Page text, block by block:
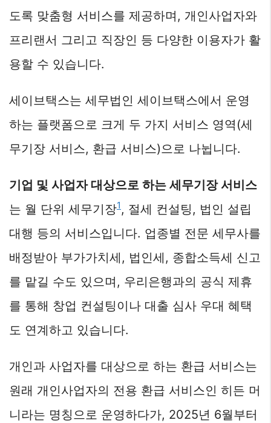
도록 맞춤형 서비스를 제공하며, 개인사업자와
프리랜서 그리고 직장인 등 다양한 이용자가 활
용할 수 있습니다.
세이브택스는 세무법인 세이브택스에서 운영
하는 플랫폼으로 크게 두 가지 서비스 영역(세
무기장 서비스, 환급 서비스)으로 나뉩니다.
기업 및 사업자 대상으로 하는 세무기장 서비스
는 월 단위 세무기장1 , 절세 컨설팅, 법인 설립
대행 등의 서비스입니다. 업종별 전문 세무사를
배정받아 부가가치세, 법인세, 종합소득세 신고
를 맡길 수도 있으며, 우리은행과의 공식 제휴
를 통해 창업 컨설팅이나 대출 심사 우대 혜택
도 연계하고 있습니다.
개인과 사업자를 대상으로 하는 환급 서비스는
원래 개인사업자의 전용 환급 서비스인 히든 머
니라는 명칭으로 운영하다가, 2025년 6월부터